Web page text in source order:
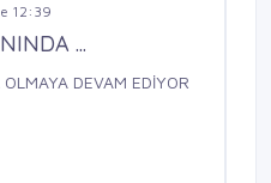
12:39
...
DEVAM EDİYOR